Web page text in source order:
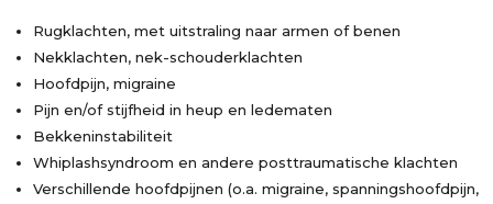
Rugklachten, met uitstraling naar armen of benen
Nekklachten, nek-schouderklachten
Hoofdpijn, migraine
Pijn en/of stijfheid in heup en ledematen
Bekkeninstabiliteit
Whiplashsyndroom en andere posttraumatische klachten
Verschillende hoofdpijnen (o.a. migraine, spanningshoofdpijn,